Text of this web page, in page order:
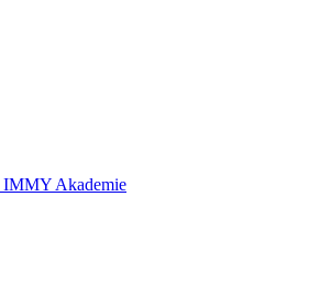
IMMY Akademie